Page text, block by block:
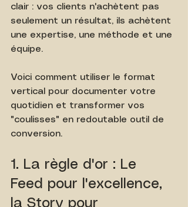
clair : vos clients n'achètent pas
seulement un résultat, ils achètent
une expertise, une méthode et une
équipe.
Voici comment utiliser le format
vertical pour documenter votre
quotidien et transformer vos
"coulisses" en redoutable outil de
conversion.
1. La règle d'or : Le
Feed pour l'excellence,
la Story pour